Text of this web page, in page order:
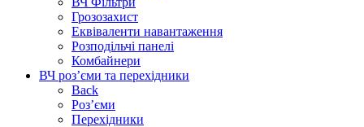
Грозозахист
Еквіваленти навантаження
Розподільчі панелі
Комбайнери
ВЧ роз’єми та перехідники
Back
Роз’єми
Перехідники